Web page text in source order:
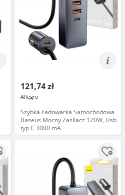
121,74 zł
Allegro
Szybka Ładowarka Samochodowa
Baseus Mocny Zasilacz 120W, Usb
typ C 3000 mA